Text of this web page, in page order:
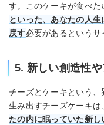
す。このケーキが食べた
といった、あなたの人
戻す必要があるというサ
5. 新しい創造性
チーズとケーキという
生み出すチーズケーキは
たの内に眠っていた新